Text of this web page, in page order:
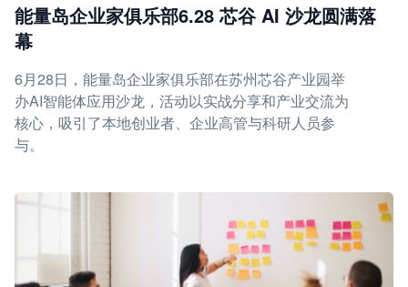
能量岛企业家俱乐部6.28 芯谷 AI 沙龙圆满落
幕
6月28日，能量岛企业家俱乐部在苏州芯谷产业园举
办AI智能体应用沙龙，活动以实战分享和产业交流为
核心，吸引了本地创业者、企业高管与科研人员参
与。